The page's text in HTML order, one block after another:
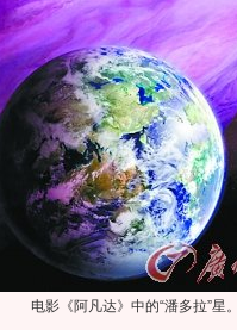
电影《阿凡达》中的“潘多拉”星